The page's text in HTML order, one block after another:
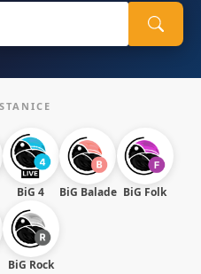
BiG 4 BiG Balade BiG Folk
BiG Rock